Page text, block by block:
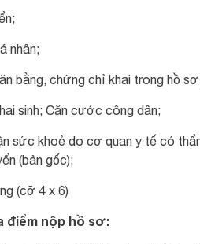
nhân;
bằng, chứng chỉ khai trong hồ sơ
sinh; Căn cước công dân;
sức khoẻ do cơ quan y tế có
(bản gốc);
(cỡ 4 x 6)
điểm nộp hồ sơ: